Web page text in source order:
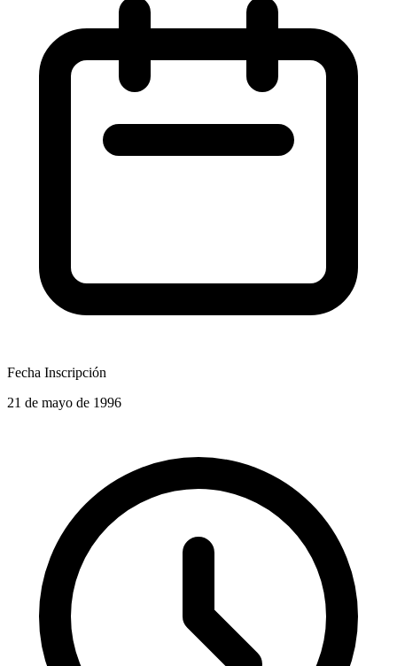
Fecha Inscripción
21 de mayo de 1996